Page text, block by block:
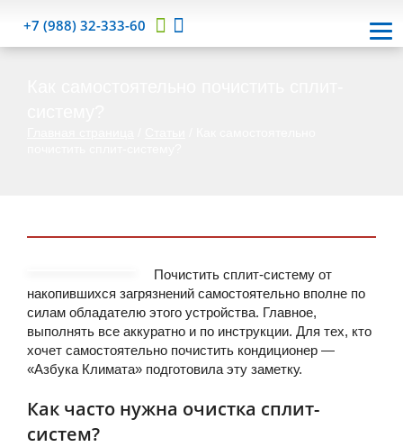
+7 (988) 32-333-60
Почистить сплит-систему от
накопившихся загрязнений самостоятельно вполне по
силам обладателю этого устройства. Главное,
выполнять все аккуратно и по инструкции. Для тех, кто
хочет самостоятельно почистить кондиционер —
«Азбука Климата» подготовила эту заметку.
Как часто нужна очистка сплит-
систем?